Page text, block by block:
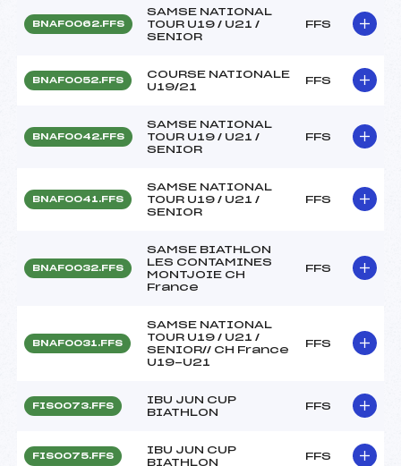
BNAF0062.FFS
SAMSE NATIONAL
TOUR U19 / U21 /
SENIOR
FFS
BNAF0052.FFS
COURSE NATIONALE
U19/21
FFS
BNAF0042.FFS
SAMSE NATIONAL
TOUR U19 / U21 /
SENIOR
FFS
BNAF0041.FFS
SAMSE NATIONAL
TOUR U19 / U21 /
SENIOR
FFS
BNAF0032.FFS
SAMSE BIATHLON
LES CONTAMINES
MONTJOIE CH
France
FFS
BNAF0031.FFS
SAMSE NATIONAL
TOUR U19 / U21 /
SENIOR// CH France
U19-U21
FFS
FIS0073.FFS
IBU JUN CUP
BIATHLON
FFS
FIS0075.FFS
IBU JUN CUP
BIATHLON
FFS